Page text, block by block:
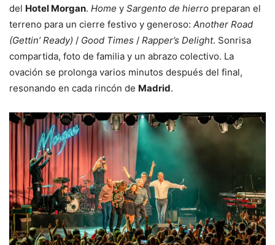
del Hotel Morgan. Home y Sargento de hierro preparan el
terreno para un cierre festivo y generoso: Another Road
(Gettin’ Ready) / Good Times / Rapper’s Delight. Sonrisa
compartida, foto de familia y un abrazo colectivo. La
ovación se prolonga varios minutos después del final,
resonando en cada rincón de Madrid.